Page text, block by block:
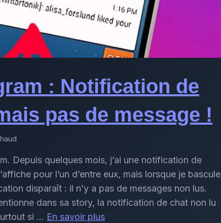
: Notification de
pas de message !
Depuis quelques mois, j’ai une notification de
pour l’un d’entre eux, mais lorsque je bascule
disparaît : il n’y a pas de messages non lus.
dans sa story, la notification de chat non lu
si … En savoir plus